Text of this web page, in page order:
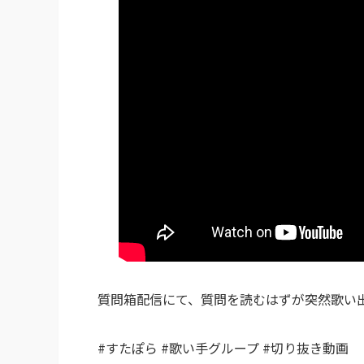
質問箱配信にて、質問を読むはずが突然歌い
#すたぽら #歌い手グループ #切り抜き動画